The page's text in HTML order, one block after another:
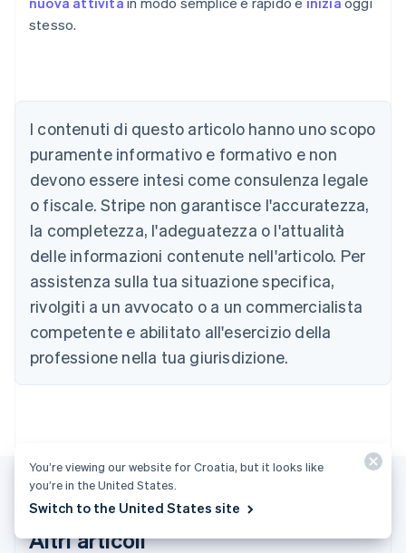
stesso.
I contenuti di questo articolo hanno uno scopo
puramente informativo e formativo e non
devono essere intesi come consulenza legale
o fiscale. Stripe non garantisce l'accuratezza,
la completezza, l'adeguatezza o l'attualità
delle informazioni contenute nell'articolo. Per
assistenza sulla tua situazione specifica,
rivolgiti a un avvocato o a un commercialista
competente e abilitato all'esercizio della
professione nella tua giurisdizione.
Altri articoli
English
Austria
Deutsch English
Belgio
NederlandsFrançaisDeutschEnglish
PortuguêsEnglish
Bulgaria
English
Canada
English Français
Cina continentale
Cipro
English
English
Estonia
English
EnglishSvenska
You’re viewing our website for Croatia, but it looks like
you’re in the United States.
Switch to the United States site